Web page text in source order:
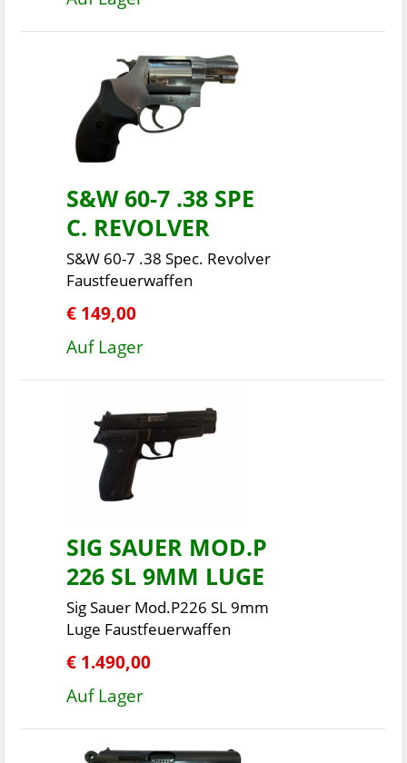
S&W 60-7 .38 SPE
C. REVOLVER
S&W 60-7 .38 Spec. Revolver
Faustfeuerwaffen
€ 149,00
Auf Lager
SIG SAUER MOD.P
226 SL 9MM LUGE
Sig Sauer Mod.P226 SL 9mm
Luge Faustfeuerwaffen
€ 1.490,00
Auf Lager